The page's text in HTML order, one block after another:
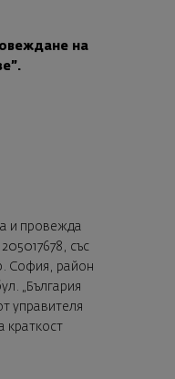
на
и провежда
със
София, район
„България
управителя
краткост